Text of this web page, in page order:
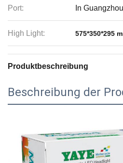
Port: In Guangzhou
High Light: 575*350*295
Produktbeschreibung
Beschreibung der